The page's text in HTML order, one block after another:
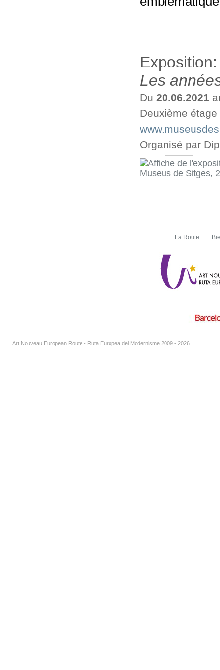
Les
Du 20.06.2021
Deuxième
Organisé par
La Route
Art Nouveau European Route - Ruta Europea del Modernisme 2009 - 2026